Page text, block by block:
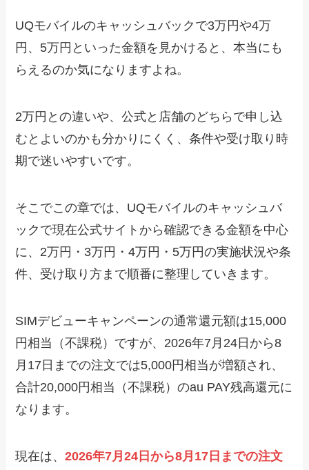
UQモバイルのキャッシュバックで3万円や4万
円、5万円といった金額を見かけると、本当にも
らえるのか気になりますよね。
2万円との違いや、公式と店舗のどちらで申し込
むとよいのかも分かりにくく、条件や受け取り時
期で迷いやすいです。
そこでこの章では、UQモバイルのキャッシュバ
ックで現在公式サイトから確認できる金額を中心
に、2万円・3万円・4万円・5万円の実施状況や条
件、受け取り方まで順番に整理していきます。
SIMデビューキャンペーンの通常還元額は15,000
円相当（不課税）ですが、2026年7月24日から8
月17日までの注文では5,000円相当が増額され、
合計20,000円相当（不課税）のau PAY残高還元に
なります。
現在は、2026年7月24日から8月17日までの注文